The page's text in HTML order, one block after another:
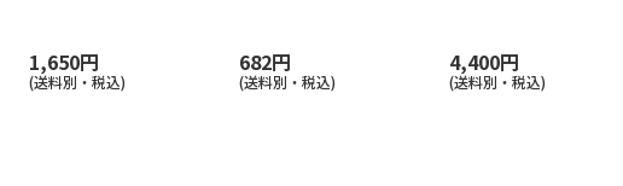
1,650円
(送料別・税込)
682円
(送料別・税込)
4,400円
(送料別・税込)